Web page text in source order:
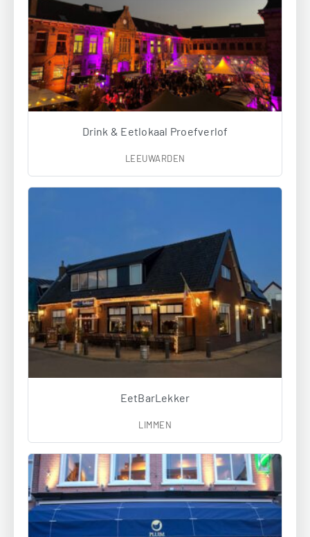
Drink & Eetlokaal Proefverlof
LEEUWARDEN
EetBarLekker
LIMMEN